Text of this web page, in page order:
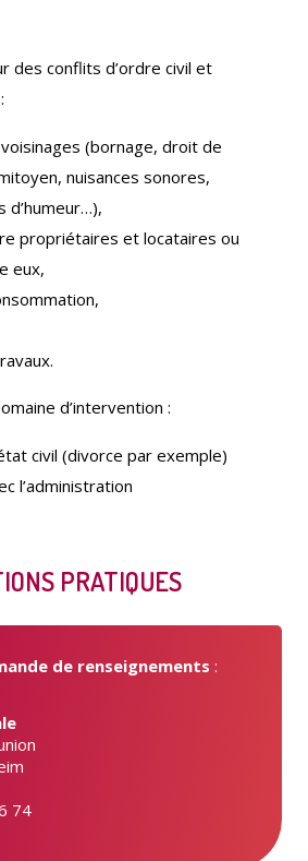
Transition écologique
La médiathèque
des conflits d’ordre civil et
(bornage, droit de
nuisances sonores,
d’humeur…),
propriétaires et locataires ou
eux,
d’intervention :
civil (divorce par exemple)
l’administration
PRATIQUES
de renseignements :
74